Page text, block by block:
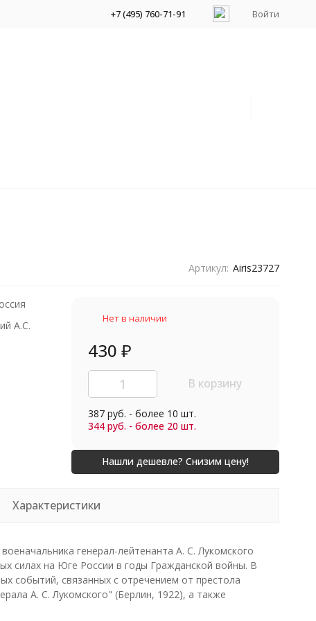
+7 (495) 760-71-91 Войти
Артикул: Airis23727
А.С.
Нет в наличии
430 ₽
В корзину
387 руб. - более 10 шт.
344 руб. - более 20 шт.
Характеристики
генерал-лейтенанта А. С. Лукомского
силах на Юге России в годы Гражданской войны. В
событий, связанных с отречением от престола
А. С. Лукомского" (Берлин, 1922), а также